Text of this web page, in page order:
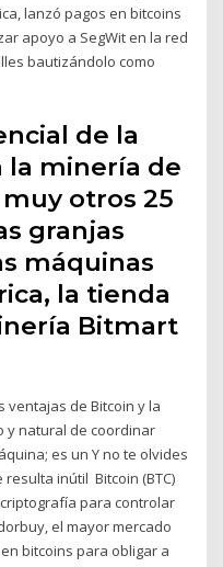
lanzó pagos en bitcoins
apoyo a SegWit en la red
bautizándolo como
de la
la minería de
otros 25
granjas
máquinas
la tienda
Bitmart
ventajas de Bitcoin y la
y natural de coordinar
es un Y no te olvides
inútil Bitcoin (BTC)
para controlar
el mayor mercado
bitcoins para obligar a